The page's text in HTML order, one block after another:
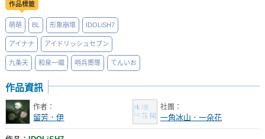
作品標籤
萌萌 BL 形象崩壞 IDOLiSH7
アイナナ アイドリッシュセブン
九条天 和泉一織 哨兵嚮導 てんいお
作品資訊
作者：
留芳．伊
社團：
一角冰山．一朵花